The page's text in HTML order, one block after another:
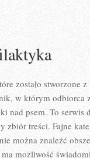
zostało stworzone
w którym odbiorca
nad psem. To serwis
zbiór treści. Fajne
można znaleźć
możliwość